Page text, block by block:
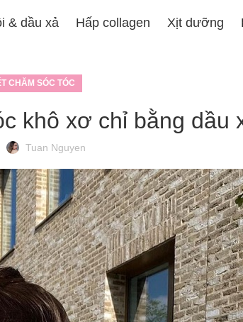
& dầu xả Hấp collagen Xịt dưỡng
CHĂM SÓC TÓC
khô xơ chỉ bằng dầu
Tuan Nguyen